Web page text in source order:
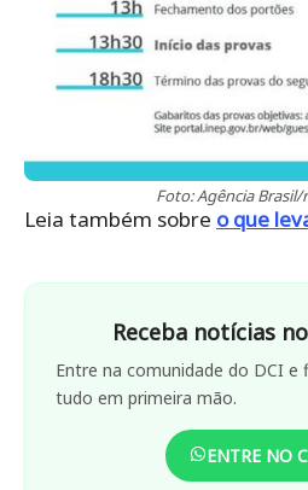
Foto: Agência
Leia também sobre o que
Receba notícias
Entre na comunidade do DCI e
tudo em primeira mão.
ENTRE NO